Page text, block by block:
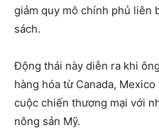
giảm quy mô chính phủ liên
sách.
Động thái này diễn ra khi
hàng hóa từ Canada,
cuộc chiến thương mại với
nông sản Mỹ.